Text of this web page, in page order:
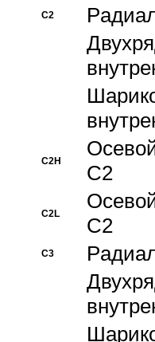
C2
C2H
C2
C2L
C2
C3